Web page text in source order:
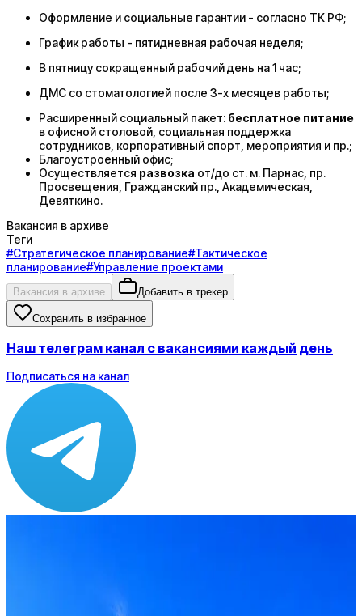
Оформление и социальные гарантии - согласно ТК РФ;
График работы - пятидневная рабочая неделя;
В пятницу сокращенный рабочий день на 1 час;
ДМС со стоматологией после 3-х месяцев работы;
Расширенный социальный пакет: бесплатное питание
в офисной столовой, социальная поддержка
сотрудников, корпоративный спорт, мероприятия и пр.;
Благоустроенный офис;
Осуществляется развозка от/до ст. м. Парнас, пр.
Просвещения, Гражданский пр., Академическая,
Девяткино.
Вакансия в архиве
Теги
#Стратегическое планирование#Тактическое
планирование#Управление проектами
Вакансия в архиве Добавить в трекер
Сохранить в избранное
Наш телеграм канал с вакансиями каждый день
Подписаться на канал